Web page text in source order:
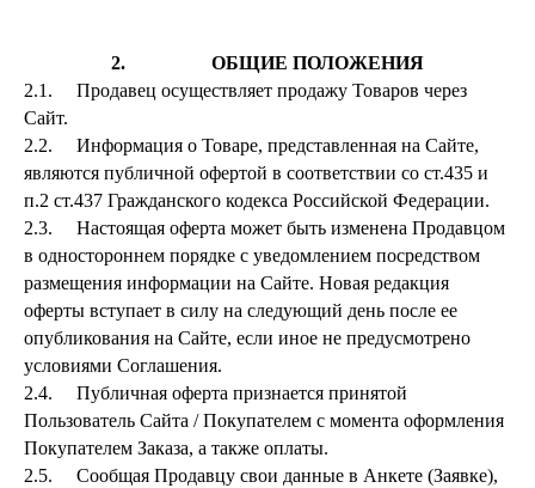
2. ОБЩИЕ ПОЛОЖЕНИЯ
2.1. Продавец осуществляет продажу Товаров через
Сайт.
2.2. Информация о Товаре, представленная на Сайте,
являются публичной офертой в соответствии со ст.435 и
п.2 ст.437 Гражданского кодекса Российской Федерации.
2.3. Настоящая оферта может быть изменена Продавцом
в одностороннем порядке с уведомлением посредством
размещения информации на Сайте. Новая редакция
оферты вступает в силу на следующий день после ее
опубликования на Сайте, если иное не предусмотрено
условиями Соглашения.
2.4. Публичная оферта признается принятой
Пользователь Сайта / Покупателем с момента оформления
Покупателем Заказа, а также оплаты.
2.5. Сообщая Продавцу свои данные в Анкете (Заявке),